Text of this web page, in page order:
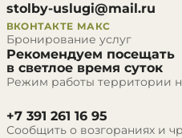
stolby-uslugi@mail.ru
ВКОНТАКТЕ МАКС
Бронирование услуг
Рекомендуем посещать
в светлое время суток
Режим работы территории
+7 391 261 16 95
Сообщить о возгораниях и